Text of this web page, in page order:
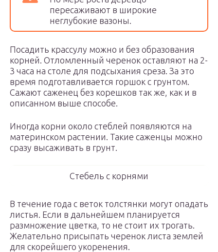
пересаживают в широкие
неглубокие вазоны.
Посадить крассулу можно и без образования
корней. Отломленный черенок оставляют на 2-
3 часа на столе для подсыхания среза. За это
время подготавливается горшок с грунтом.
Сажают саженец без корешков так же, как и в
описанном выше способе.
Иногда корни около стеблей появляются на
материнском растении. Такие саженцы можно
сразу высаживать в грунт.
Стебель с корнями
В течение года с веток толстянки могут опадать
листья. Если в дальнейшем планируется
размножение цветка, то не стоит их трогать.
Желательно присыпать черенок листа землей
для скорейшего укоренения.